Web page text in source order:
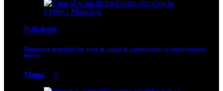
Psihologie
Eliminarea toxicității din viața ta: scapă de oameni toxici și comportamente
nocive
Mona 0